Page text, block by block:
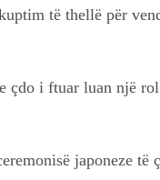
të thellë për
çdo i ftuar luan një
japoneze të